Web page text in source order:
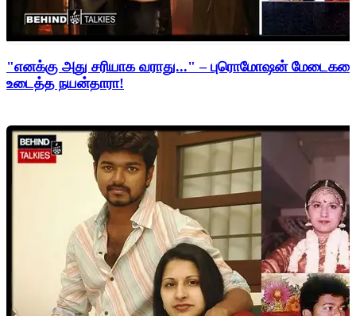
"எனக்கு அது சரியாக வராது..." – புரொமோஷன்
உடைத்த நயன்தாரா!